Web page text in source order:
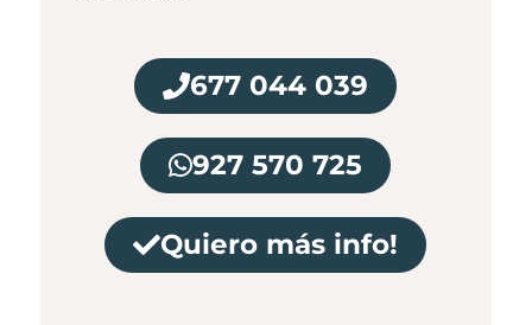
677 044 039
927 570 725
Quiero más info!